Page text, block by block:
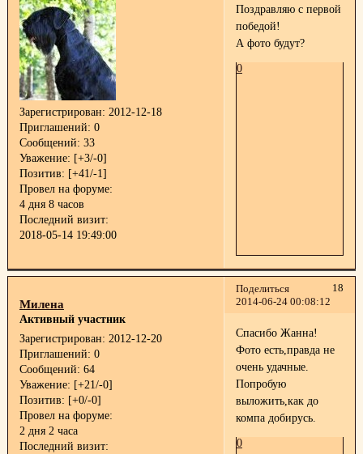
Зарегистрирован: 2012-12-18
Приглашений: 0
Сообщений: 33
Уважение: [+3/-0]
Позитив: [+41/-1]
Провел на форуме:
4 дня 8 часов
Последний визит:
2018-05-14 19:49:00
Поздравляю с первой
победой!
А фото будут?
0
Поделиться
18
2014-06-24 00:08:12
Милена
Активный участник
Зарегистрирован: 2012-12-20
Приглашений: 0
Сообщений: 64
Уважение: [+21/-0]
Позитив: [+0/-0]
Провел на форуме:
2 дня 2 часа
Последний визит:
Спасибо Жанна!
Фото есть,правда не
очень удачные.
Попробую
выложить,как до
компа добирусь.
0